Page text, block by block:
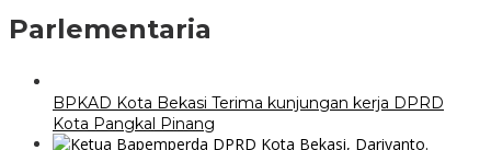
Parlementaria
BPKAD Kota Bekasi Terima kunjungan kerja DPRD
Kota Pangkal Pinang